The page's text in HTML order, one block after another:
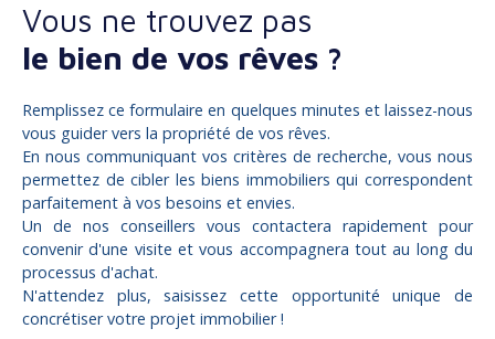
Vous ne trouvez pas
le bien de vos rêves ?
Remplissez ce formulaire en quelques minutes et laissez-nous
vous guider vers la propriété de vos rêves.
En nous communiquant vos critères de recherche, vous nous
permettez de cibler les biens immobiliers qui correspondent
parfaitement à vos besoins et envies.
Un de nos conseillers vous contactera rapidement pour
convenir d'une visite et vous accompagnera tout au long du
processus d'achat.
N'attendez plus, saisissez cette opportunité unique de
concrétiser votre projet immobilier !